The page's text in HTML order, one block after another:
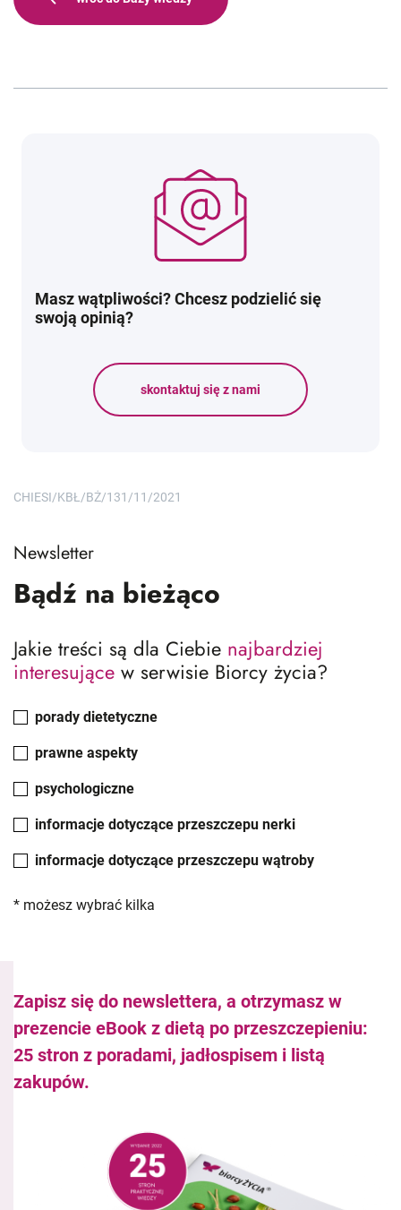
Masz wątpliwości? Chcesz podzielić się
swoją opinią?
skontaktuj się z nami
CHIESI/KBŁ/BŻ/131/11/2021
Newsletter
Bądź na bieżąco
Jakie treści są dla Ciebie najbardziej
interesujące w serwisie Biorcy życia?
porady dietetyczne
prawne aspekty
psychologiczne
informacje dotyczące przeszczepu nerki
informacje dotyczące przeszczepu wątroby
* możesz wybrać kilka
Zapisz się do newslettera, a otrzymasz w
prezencie eBook z dietą po przeszczepieniu:
25 stron z poradami, jadłospisem i listą
zakupów.